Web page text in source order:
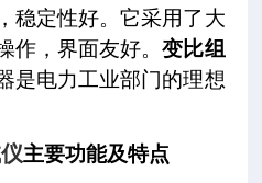
稳定性好。它采用了大
作，界面友好。变比组
是电力工业部门的理想
主要功能及特点